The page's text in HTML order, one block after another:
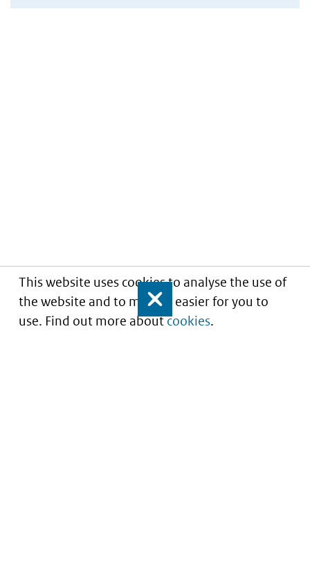
This website uses cookies to analyse the use of
the website and to make it easier for you to
use. Find out more aboutcookies.
Close